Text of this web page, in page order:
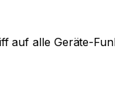
auf alle Geräte-